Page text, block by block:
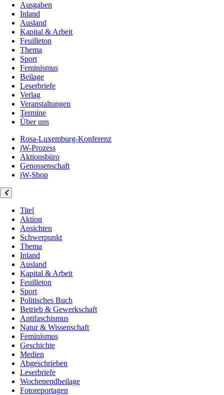
Ausgaben
Inland
Ausland
Kapital & Arbeit
Feuilleton
Thema
Sport
Feminismus
Beilage
Leserbriefe
Verlag
Veranstaltungen
Termine
Über uns
Rosa-Luxemburg-Konferenz
jW-Prozess
Aktionsbüro
Genossenschaft
jW-Shop
Titel
Aktion
Ansichten
Schwerpunkt
Thema
Inland
Ausland
Kapital & Arbeit
Feuilleton
Sport
Politisches Buch
Betrieb & Gewerkschaft
Antifaschismus
Natur & Wissenschaft
Feminismus
Geschichte
Medien
Abgeschrieben
Leserbriefe
Wochenendbeilage
Fotoreportagen